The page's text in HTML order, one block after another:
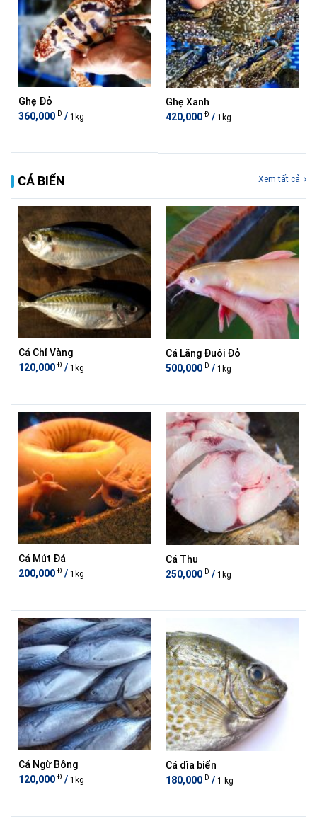
Ghẹ Đỏ
360,000 Đ / 1kg
Ghẹ Xanh
420,000 Đ / 1kg
CÁ BIỂN Xem tất cả
Cá Chỉ Vàng
120,000 Đ / 1kg
Cá Lăng Đuôi Đỏ
500,000 Đ / 1kg
Cá Mút Đá
200,000 Đ / 1kg
Cá Thu
250,000 Đ / 1kg
Cá Ngừ Bông
120,000 Đ / 1kg
Cá dìa biển
180,000 Đ / 1 kg